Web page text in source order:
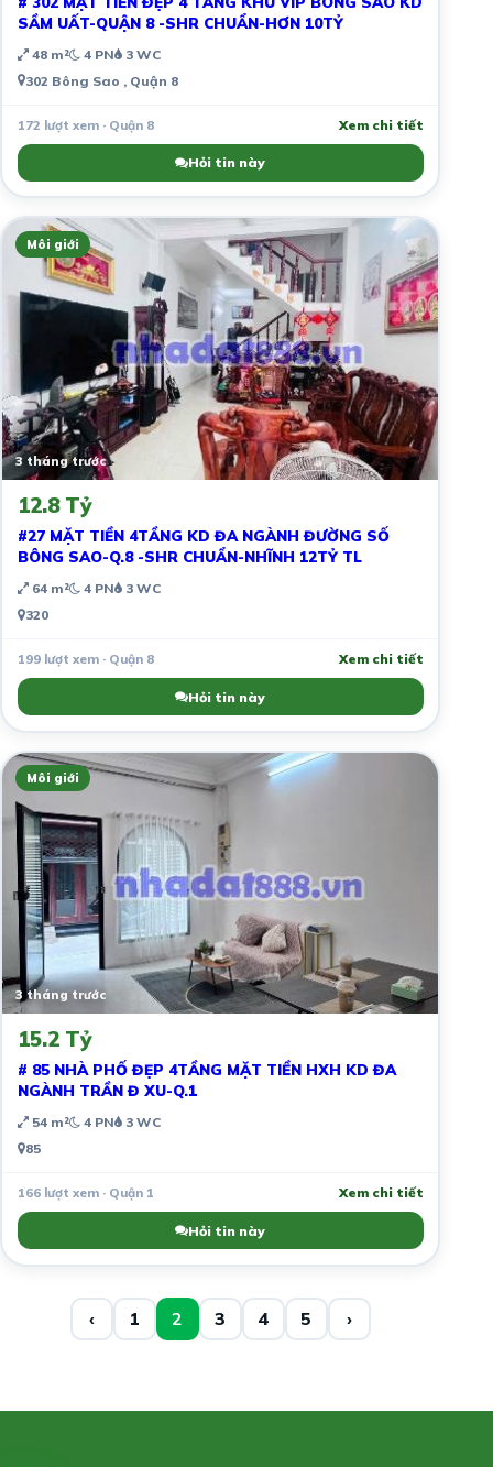
SẦM UẤT-QUẬN 8 -SHR CHUẨN-HƠN 10TỶ
48 m² 4 PN 3 WC
302 Bông Sao , Quận 8
172 lượt xem · Quận 8 Xem chi tiết
Hỏi tin này
Môi giới
3 tháng trước
12.8 Tỷ
#27 MẶT TIỀN 4TẦNG KD ĐA NGÀNH ĐƯỜNG SỐ
BÔNG SAO-Q.8 -SHR CHUẨN-NHĨNH 12TỶ TL
64 m² 4 PN 3 WC
320
199 lượt xem · Quận 8 Xem chi tiết
Hỏi tin này
Môi giới
3 tháng trước
15.2 Tỷ
# 85 NHÀ PHỐ ĐẸP 4TẦNG MẶT TIỀN HXH KD ĐA
NGÀNH TRẦN Đ XU-Q.1
54 m² 4 PN 3 WC
85
166 lượt xem · Quận 1 Xem chi tiết
Hỏi tin này
‹ 1 2 3 4 5 ›